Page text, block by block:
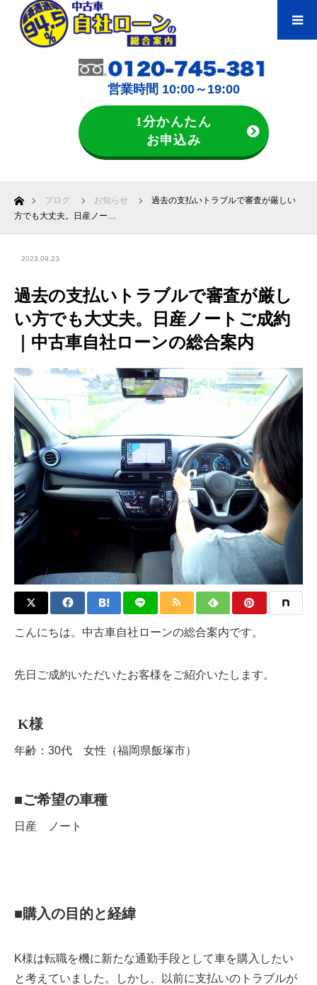
営業時間 10:00～19:00
1分かんたん
お申込み
ホームブログ お知らせ
過去の支払いトラブルで審査が厳しい
方でも大丈夫。日産ノー…
2023.09.23
過去の支払いトラブルで審査が厳し
い方でも大丈夫。日産ノートご成約
｜中古車自社ローンの総合案内
こんにちは。中古車自社ローンの総合案内です。
先日ご成約いただいたお客様をご紹介いたします。
K様
年齢：30代 女性（福岡県飯塚市）
■ご希望の車種
日産 ノート
■購入の目的と経緯
K様は転職を機に新たな通勤手段として車を購入したい
と考えていました。しかし、以前に支払いのトラブルが